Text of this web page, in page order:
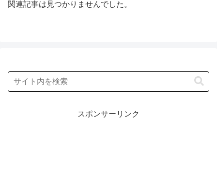
関連記事は見つかりませんでした。
スポンサーリンク